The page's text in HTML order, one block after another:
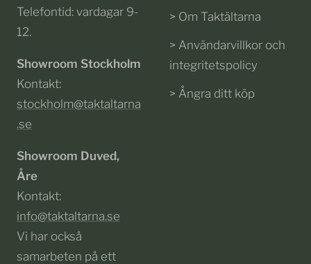
Telefontid: vardagar 9-
12.
Showroom Stockholm
Kontakt:
stockholm@taktaltarna
.se
Showroom Duved,
Åre
Kontakt:
info@taktaltarna.se
Vi har också
samarbeten på ett
> Om Taktältarna
> Användarvillkor och
integritetspolicy
> Ångra ditt köp